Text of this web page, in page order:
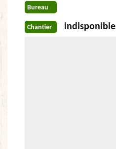
Bureau
Chantier indisponible